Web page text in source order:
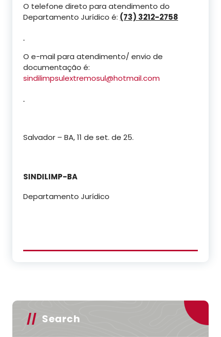
O telefone direto para atendimento do
Departamento Jurídico é: (73) 3212-2758
O e-mail para atendimento/ envio de
documentação é:
sindilimpsulextremosul@hotmail.com
Salvador – BA, 11 de set. de 25.
SINDILIMP-BA
Departamento Jurídico
Search